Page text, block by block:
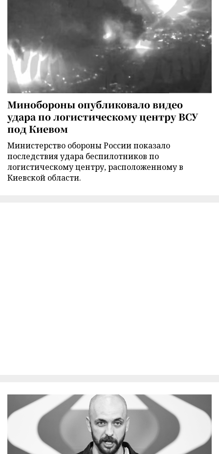
Минобороны опубликовало видео
удара по логистическому центру ВСУ
под Киевом
Министерство обороны России показало
последствия удара беспилотников по
логистическому центру, расположенному в
Киевской области.